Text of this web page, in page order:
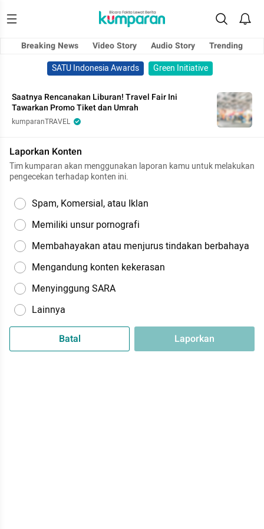
Breaking News Video Story Audio Story
Trending
SATU Indonesia Awards
Green Initiative
Saatnya Rencanakan Liburan! Travel Fair Ini
Tawarkan Promo Tiket dan Umrah
kumparanTRAVEL
Laporkan Konten
Tim kumparan akan menggunakan laporan kamu untuk melakukan
pengecekan terhadap konten ini.
Spam, Komersial, atau Iklan
Memiliki unsur pornografi
Membahayakan atau menjurus tindakan berbahaya
Mengandung konten kekerasan
Menyinggung SARA
Lainnya
Batal Laporkan